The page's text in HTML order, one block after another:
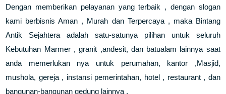
Dengan memberikan pelayanan yang terbaik , dengan slogan
kami berbisnis Aman , Murah dan Terpercaya , maka Bintang
Antik Sejahtera adalah satu-satunya pilihan untuk seluruh
Kebutuhan Marmer , granit ,andesit, dan batualam lainnya saat
anda memerlukan nya untuk perumahan, kantor ,Masjid,
mushola, gereja , instansi pemerintahan, hotel , restaurant , dan
bangunan-bangunan gedung lainnya .